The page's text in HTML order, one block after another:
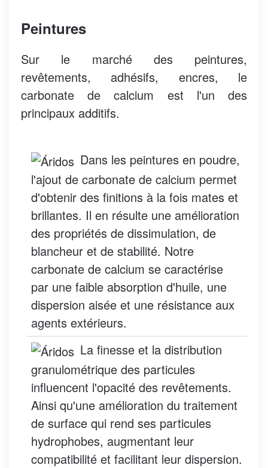
Peintures
Sur le marché des peintures,
revêtements, adhésifs, encres, le
carbonate de calcium est l'un des
principaux additifs.
Dans les peintures en poudre,
l'ajout de carbonate de calcium permet
d'obtenir des finitions à la fois mates et
brillantes. Il en résulte une amélioration
des propriétés de dissimulation, de
blancheur et de stabilité. Notre
carbonate de calcium se caractérise
par une faible absorption d'huile, une
dispersion aisée et une résistance aux
agents extérieurs.
La finesse et la distribution
granulométrique des particules
influencent l'opacité des revêtements.
Ainsi qu'une amélioration du traitement
de surface qui rend ses particules
hydrophobes, augmentant leur
compatibilité et facilitant leur dispersion.